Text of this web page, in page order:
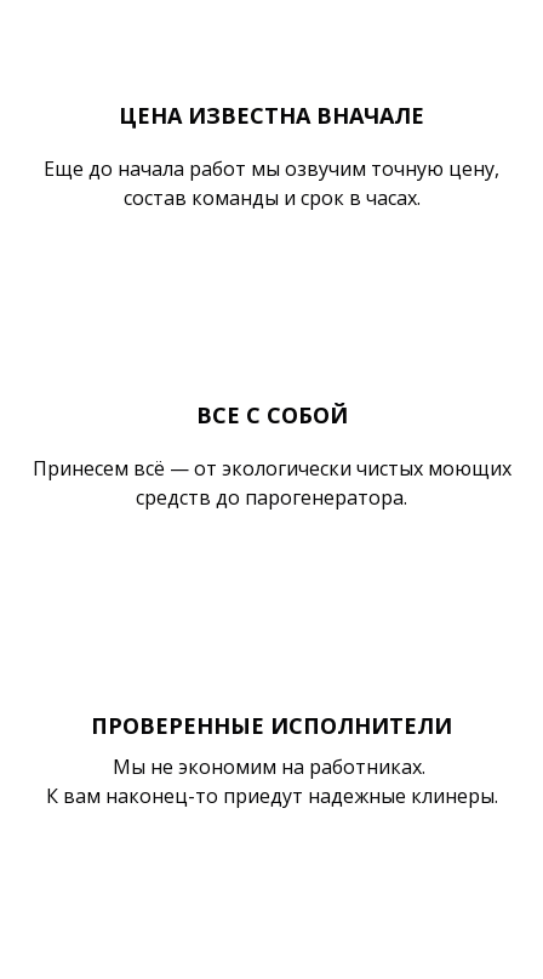
ЦЕНА ИЗВЕСТНА ВНАЧАЛЕ
Еще до начала работ мы озвучим точную цену,
состав команды и срок в часах.
ВСЕ С СОБОЙ
Принесем всё — от экологически чистых моющих
средств до парогенератора.
ПРОВЕРЕННЫЕ ИСПОЛНИТЕЛИ
Мы не экономим на работниках.
К вам наконец-то приедут надежные клинеры.